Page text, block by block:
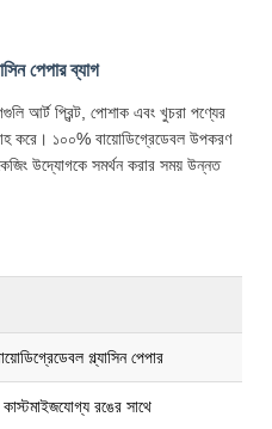
পেপার ব্যাগ
আর্ট প্রিন্ট, পোশাক এবং খুচরা পণ্যের
করে। ১০০% বায়োডিগ্রেডেবল উপকরণ
উদ্যোগকে সমর্থন করার সময় উন্নত
গ্ল্যাসিন পেপার
কাস্টমাইজযোগ্য রঙের সাথে